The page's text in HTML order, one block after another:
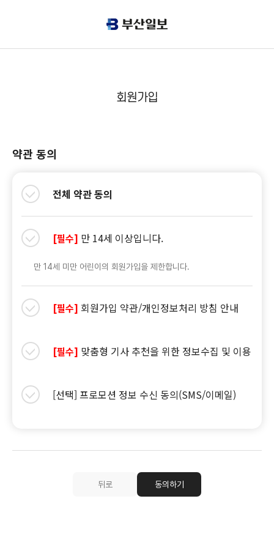
회원가입
약관 동의
전체 약관 동의
[필수] 만 14세 이상입니다.
만 14세 미만 어린이의 회원가입을 제한합니다.
[필수] 회원가입 약관/개인정보처리 방침 안내
[필수] 맞춤형 기사 추천을 위한 정보수집 및 이용
[선택] 프로모션 정보 수신 동의(SMS/이메일)
뒤로